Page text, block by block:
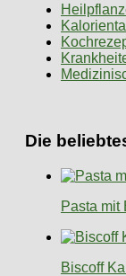
Die
Pasta mit
Biscoff